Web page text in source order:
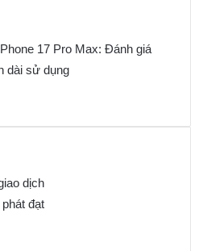
17 Pro Max: Đánh giá
dài sử dụng
dịch
đạt